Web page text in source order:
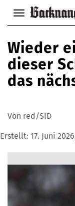
Navigation
anzeigen
bzw.
verbergen
Wieder
dieser
das
Von red/SID
Erstellt: 17. Juni